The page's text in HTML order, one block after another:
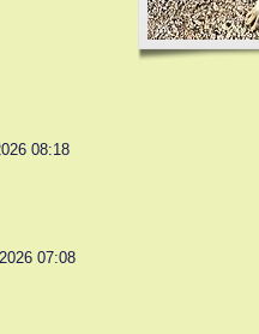
08:18
07:08